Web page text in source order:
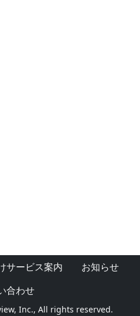
サービス案内
お知らせ
合わせ
Inc., All rights reserved.